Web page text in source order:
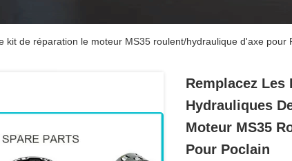
kit de réparation le moteur MS35 roulent/hydraulique d'axe pour
Remplacez Les
Hydrauliques
Moteur MS35
Pour Poclain